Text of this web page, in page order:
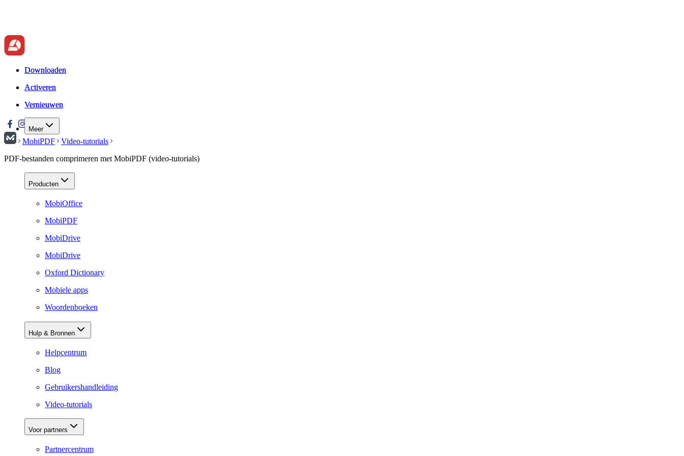
Downloaden
Activeren
Vernieuwen
Meer
Downloaden
Activeren
Vernieuwen
MobiPDF
Video-tutorials
PDF-bestanden comprimeren met MobiPDF (video-tutorials)
Producten
MobiOffice
MobiPDF
MobiDrive
MobiDrive
Oxford Dictionary
Mobiele apps
Woordenboeken
Hulp & Bronnen
Helpcentrum
Blog
Gebruikershandleiding
Video-tutorials
Voor partners
Partnercentrum